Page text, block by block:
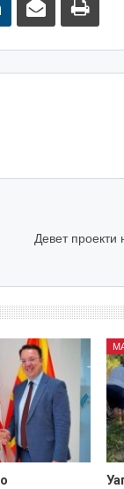
Девет проекти